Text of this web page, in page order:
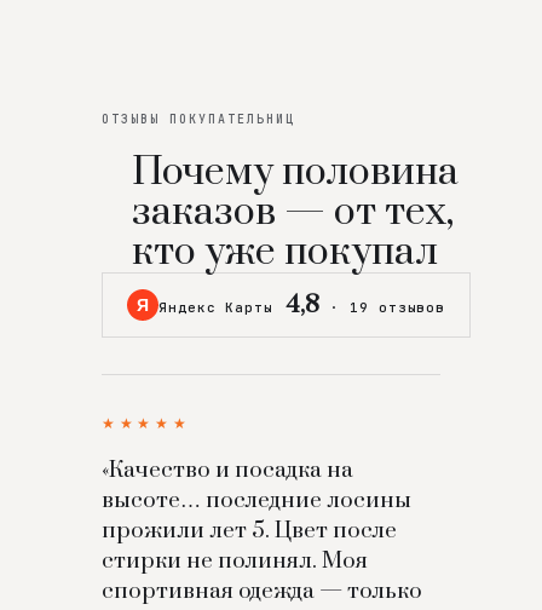
ОТЗЫВЫ ПОКУПАТЕЛЬНИЦ
Почему половина
заказов — от тех,
кто уже покупал
Я Яндекс Карты 4,8 · 19 отзывов
★★★★★
«Качество и посадка на
высоте… последние лосины
прожили лет 5. Цвет после
стирки не полинял. Моя
спортивная одежда — только